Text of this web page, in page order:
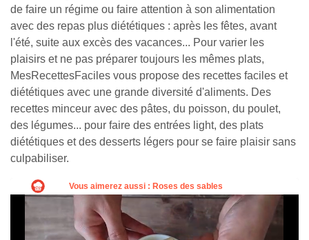
de faire un régime ou faire attention à son alimentation
avec des repas plus diététiques : après les fêtes, avant
l'été, suite aux excès des vacances... Pour varier les
plaisirs et ne pas préparer toujours les mêmes plats,
MesRecettesFaciles vous propose des recettes faciles et
diététiques avec une grande diversité d'aliments. Des
recettes minceur avec des pâtes, du poisson, du poulet,
des légumes... pour faire des entrées light, des plats
diététiques et des desserts légers pour se faire plaisir sans
culpabiliser.